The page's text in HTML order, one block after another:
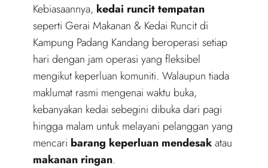
Kebiasaannya, kedai runcit tempatan
seperti Gerai Makanan & Kedai Runcit di
Kampung Padang Kandang beroperasi setiap
hari dengan jam operasi yang fleksibel
mengikut keperluan komuniti. Walaupun tiada
maklumat rasmi mengenai waktu buka,
kebanyakan kedai sebegini dibuka dari pagi
hingga malam untuk melayani pelanggan yang
mencari barang keperluan mendesakatau
makanan ringan.